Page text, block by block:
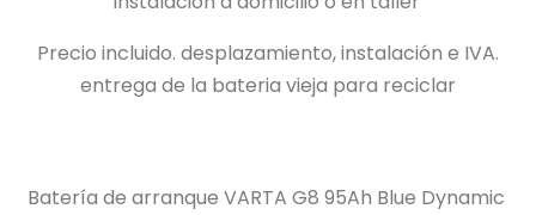
Precio incluido. desplazamiento, instalación e IVA.
entrega de la bateria vieja para reciclar
Batería de arranque VARTA G8 95Ah Blue Dynamic